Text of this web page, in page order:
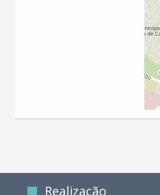
Realização